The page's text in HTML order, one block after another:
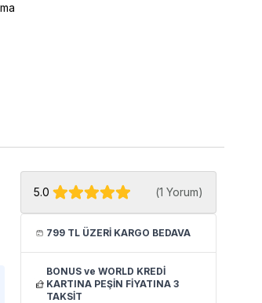
5.0 (1 Yorum)
799 TL ÜZERİ KARGO BEDAVA
BONUS ve WORLD KREDİ
KARTINA PEŞİN FİYATINA 3
TAKSİT